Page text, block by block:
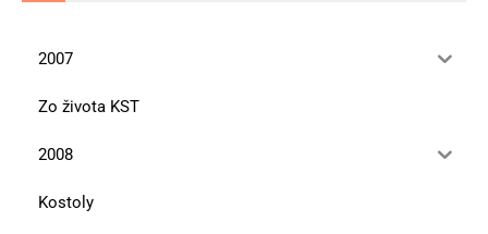
2007
Zo života KST
2008
Kostoly